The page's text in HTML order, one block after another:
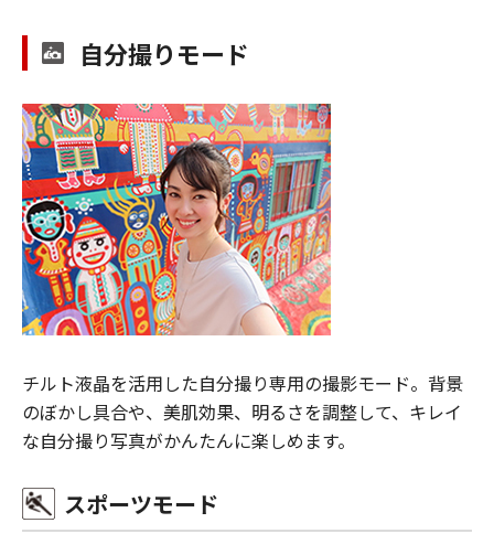
自分撮りモード
チルト液晶を活用した自分撮り専用の撮影モード。背景
のぼかし具合や、美肌効果、明るさを調整して、キレイ
な自分撮り写真がかんたんに楽しめます。
スポーツモード